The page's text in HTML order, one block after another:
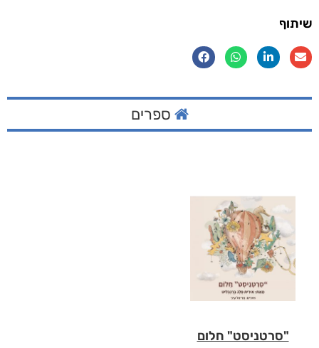
שיתוף
ספרים
"סרטניסט" חלום